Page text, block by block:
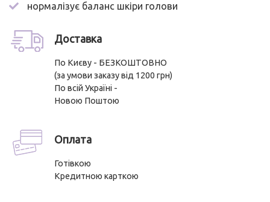
нормалізує баланс шкіри голови
Доставка
По Києву - БЕЗКОШТОВНО
(за умови заказу від 1200 грн)
По всій Україні -
Новою Поштою
Оплата
Готівкою
Кредитною карткою